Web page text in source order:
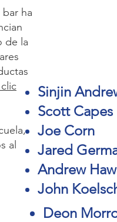
ha
de la
al
Sinjin
Scott Capes
Joe Corn
Jared
Andrew
John
Deon